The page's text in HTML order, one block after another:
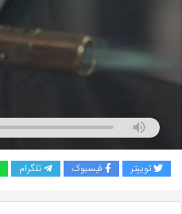
توییتر فیسبوک تلگرام